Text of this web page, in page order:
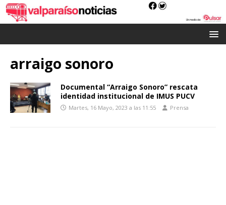
arraigo sonoro
Documental “Arraigo Sonoro” rescata
identidad institucional de IMUS PUCV
Martes, 16 Mayo, 2023 a las 11:55 Prensa